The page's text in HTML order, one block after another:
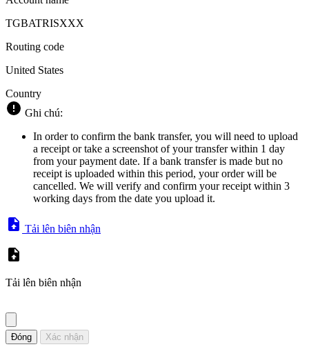
TGBATRISXXX
Routing code
United States
Country
Ghi chú:
In order to confirm the bank transfer, you will need to upload
a receipt or take a screenshot of your transfer within 1 day
from your payment date. If a bank transfer is made but no
receipt is uploaded within this period, your order will be
cancelled. We will verify and confirm your receipt within 3
working days from the date you upload it.
Tải lên biên nhận
Tải lên biên nhận
Đóng Xác nhận